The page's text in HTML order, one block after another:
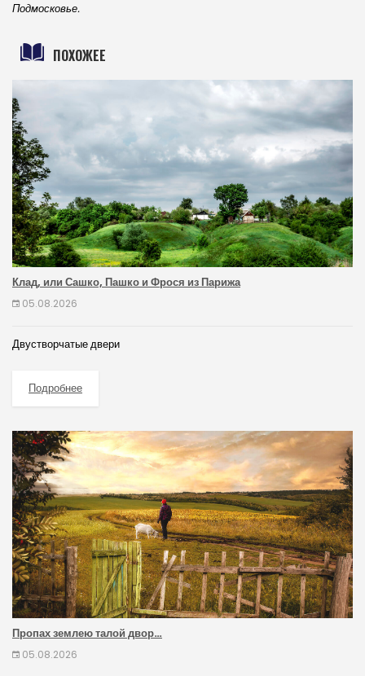
Подмосковье.
ПОХОЖЕЕ
Клад, или Сашко, Пашко и Фрося из Парижа
05.08.2026
Двустворчатые двери
Подробнее
Пропах землею талой двор…
05.08.2026